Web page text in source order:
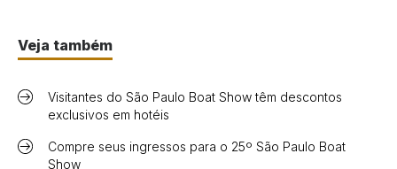
Veja também
Visitantes do São Paulo Boat Show têm descontos
exclusivos em hotéis
Compre seus ingressos para o 25º São Paulo Boat
Show